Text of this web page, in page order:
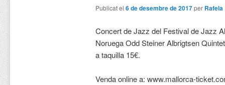
Publicat el 6 de desembre de 2017per Rafela
Concert de Jazz del Festival de Jazz
Noruega Odd Steiner Albrigtsen
a taquilla 15€.
Venda online a: www.mallorca-